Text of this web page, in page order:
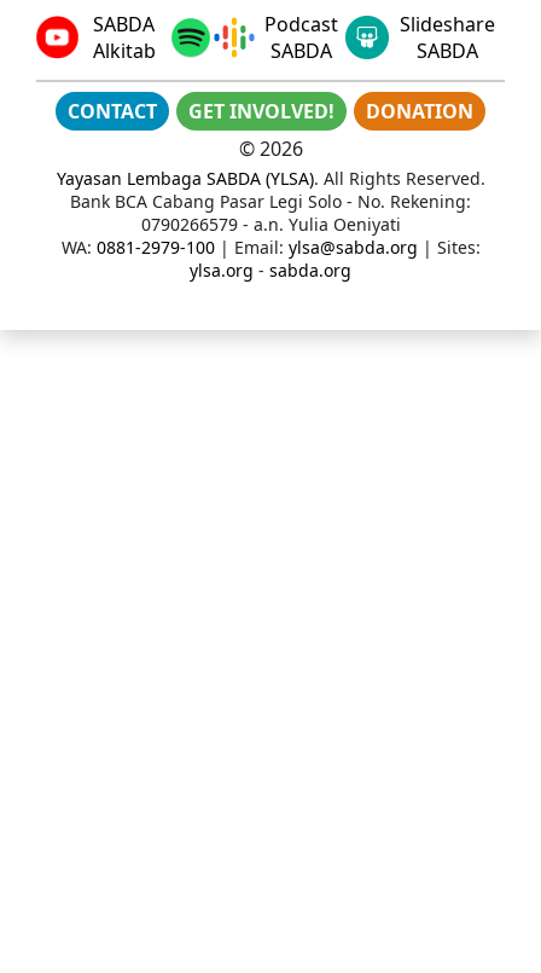
SABDA
Alkitab
Podcast
SABDA
Slideshare
SABDA
CONTACT GET INVOLVED!
DONATION
©2026
Yayasan Lembaga SABDA (YLSA). All Rights Reserved.
Bank BCA Cabang Pasar Legi Solo - No. Rekening:
0790266579 - a.n. Yulia Oeniyati
WA: 0881-2979-100| Email: ylsa@sabda.org | Sites:
ylsa.org - sabda.org